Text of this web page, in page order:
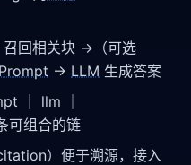
回相关块 →（可选
Prompt → LLM 生成答案
｜ llm ｜
可组合的链
）便于溯源，接入